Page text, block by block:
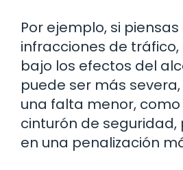
Por ejemplo, si
infracciones de
bajo los efectos del
puede ser más
una falta menor,
cinturón de
en una penalización